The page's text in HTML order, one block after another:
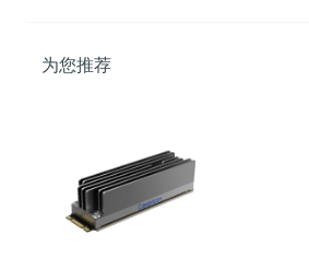
为您推荐